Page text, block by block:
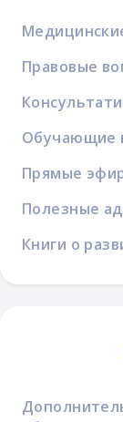
Правовые
Обучающие
Прямые
Полезные
Книги о